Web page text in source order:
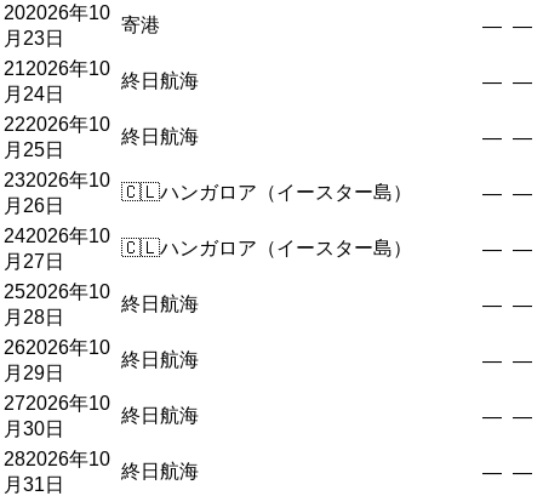
202026年10
月23日
寄港 — —
212026年10
月24日
終日航海 — —
222026年10
月25日
終日航海 — —
232026年10
月26日
🇨🇱ハンガロア（イースター島） — —
242026年10
月27日
🇨🇱ハンガロア（イースター島） — —
252026年10
月28日
終日航海 — —
262026年10
月29日
終日航海 — —
272026年10
月30日
終日航海 — —
282026年10
月31日
終日航海 — —